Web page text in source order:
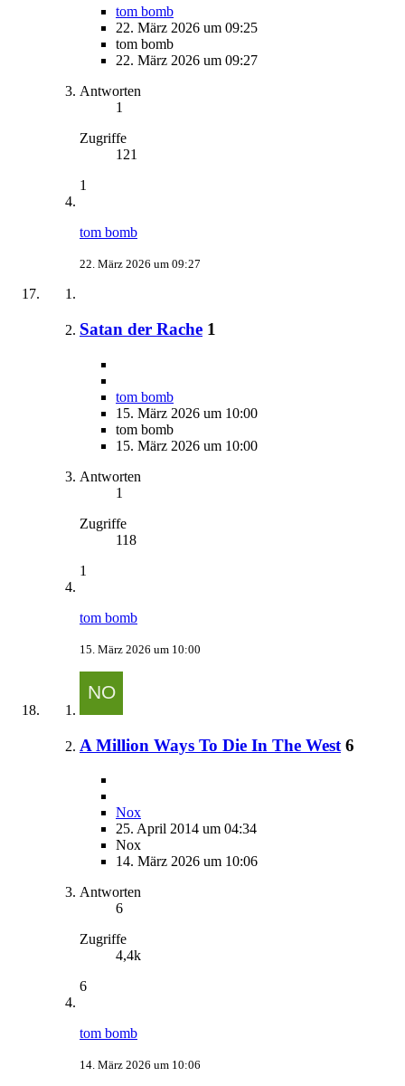
tom bomb
22. März 2026 um 09:25
tom bomb
22. März 2026 um 09:27
Antworten
1
Zugriffe
121
1
tom bomb
22. März 2026 um 09:27
Satan der Rache 1
tom bomb
15. März 2026 um 10:00
tom bomb
15. März 2026 um 10:00
Antworten
1
Zugriffe
118
1
tom bomb
15. März 2026 um 10:00
A Million Ways To Die In The West 6
Nox
25. April 2014 um 04:34
Nox
14. März 2026 um 10:06
Antworten
6
Zugriffe
4,4k
6
tom bomb
14. März 2026 um 10:06